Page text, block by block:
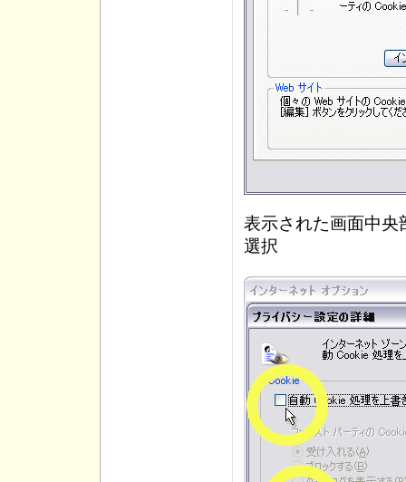
表示された画面中央
選択